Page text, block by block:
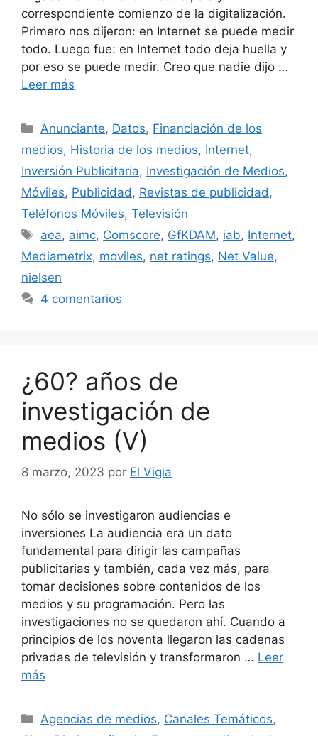
correspondiente comienzo de la digitalización.
Primero nos dijeron: en Internet se puede medir
todo. Luego fue: en Internet todo deja huella y
por eso se puede medir. Creo que nadie dijo …
Leer más
Categorías
Anunciante, Datos, Financiación de los
medios, Historia de los medios, Internet,
Inversión Publicitaria, Investigación de Medios,
Móviles, Publicidad , Revistas de publicidad ,
Teléfonos Móviles, Televisión
Etiquetas
aea, aimc, Comscore, GfKDAM, iab, Internet,
Mediametrix, moviles, net ratings, Net Value,
nielsen
4 comentarios
¿60? años de
investigación de
medios (V)
8 marzo, 2023 por El Vigia
No sólo se investigaron audiencias e
inversiones La audiencia era un dato
fundamental para dirigir las campañas
publicitarias y también, cada vez más, para
tomar decisiones sobre contenidos de los
medios y su programación. Pero las
investigaciones no se quedaron ahí. Cuando a
principios de los noventa llegaron las cadenas
privadas de televisión y transformaron … Leer
más
Categorías
Agencias de medios, Canales Temáticos,